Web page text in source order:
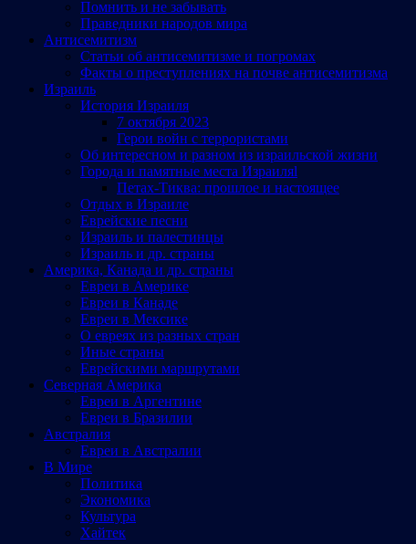
Помнить и не забывать
Праведники народов мира
Антисемитизм
Статьи об антисемитизме и погромах
Факты о преступлениях на почве антисемитизма
Израиль
История Израиля
7 октября 2023
Герои войн с террористами
Об интересном и разном из израильской жизни
Города и памятные места Израиляl
Петах-Тиква: прошлое и настоящее
Отдых в Израиле
Еврейские песни
Израиль и палестинцы
Израиль и др. страны
Америка, Канада и др. страны
Евреи в Америке
Евреи в Канаде
Евреи в Мексике
О евреях из разных стран
Иные страны
Еврейскими маршрутами
Северная Америка
Евреи в Аргентине
Евреи в Бразилии
Австралия
Евреи в Австралии
В Мире
Политика
Экономика
Культура
Хайтек